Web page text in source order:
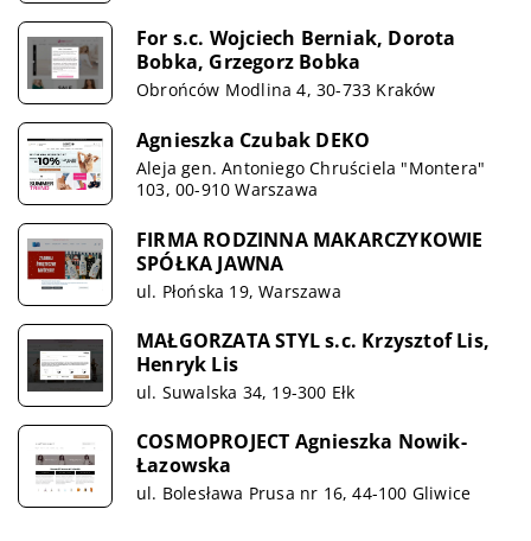
For s.c. Wojciech Berniak, Dorota
Bobka, Grzegorz Bobka
Obrońców Modlina 4, 30-733 Kraków
Agnieszka Czubak DEKO
Aleja gen. Antoniego Chruściela "Montera"
103, 00-910 Warszawa
FIRMA RODZINNA MAKARCZYKOWIE
SPÓŁKA JAWNA
ul. Płońska 19, Warszawa
MAŁGORZATA STYL s.c. Krzysztof Lis,
Henryk Lis
ul. Suwalska 34, 19-300 Ełk
COSMOPROJECT Agnieszka Nowik-
Łazowska
ul. Bolesława Prusa nr 16, 44-100 Gliwice